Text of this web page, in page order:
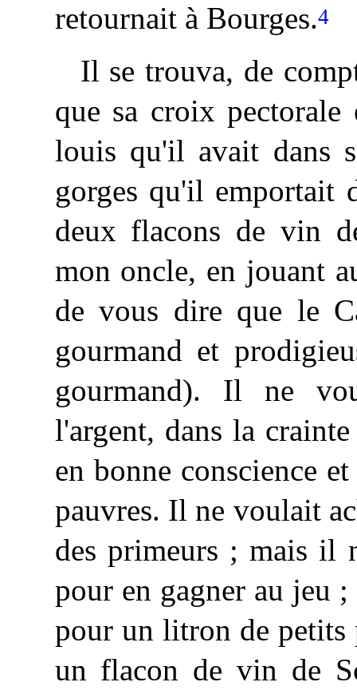
retournait à Bourges.4
Il se trouva, de
que sa croix
louis qu'il avait dans
gorges qu'il emportait
deux flacons de vin
mon oncle, en jouant
de vous dire que le
gourmand et
gourmand). Il ne
l'argent, dans la
en bonne conscience
pauvres. Il ne voulait
des primeurs ; mais il
pour en gagner au jeu
pour un litron de petits
un flacon de vin de